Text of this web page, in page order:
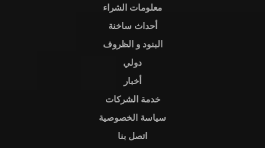
معلومات الشراء
أحداث ساخنة
البنود و الظروف
دولي
أخبار
خدمة الشركات
سياسة الخصوصية
اتصل بنا